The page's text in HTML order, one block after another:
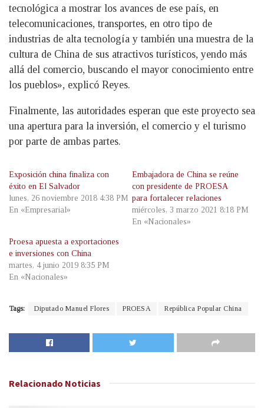
tecnológica a mostrar los avances de ese país, en
telecomunicaciones, transportes, en otro tipo de
industrias de alta tecnología y también una muestra de la
cultura de China de sus atractivos turísticos, yendo más
allá del comercio, buscando el mayor conocimiento entre
los pueblos», explicó Reyes.
Finalmente, las autoridades esperan que este proyecto sea
una apertura para la inversión, el comercio y el turismo
por parte de ambas partes.
Exposición china finaliza con
éxito en El Salvador
lunes, 26 noviembre 2018 4:38 PM
En «Empresarial»
Embajadora de China se reúne
con presidente de PROESA
para fortalecer relaciones
miércoles, 3 marzo 2021 8:18 PM
En «Nacionales»
Proesa apuesta a exportaciones
e inversiones con China
martes, 4 junio 2019 8:35 PM
En «Nacionales»
Tags: Diputado Manuel Flores PROESA República Popular China
Relacionado Noticias